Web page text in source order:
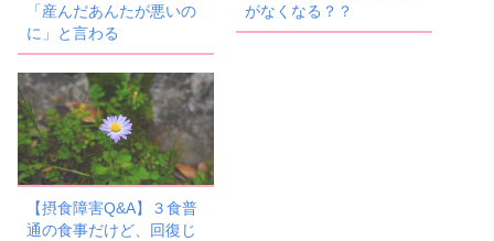
「産んだあんたが悪いの
に」と言わる
がなくなる？？
【摂食障害Q&A】３食普
通の食事だけど、回復じ